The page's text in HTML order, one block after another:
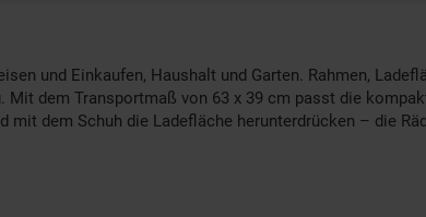
und Einkaufen, Haushalt und Garten. Rahmen,
Mit dem Transportmaß von 63 x 39 cm passt die
dem Schuh die Ladefläche herunterdrücken – die